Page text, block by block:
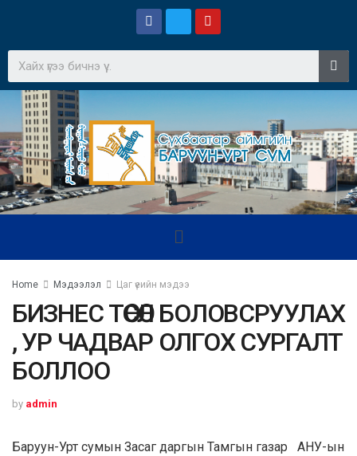
Home Мэдээлэл Цаг үеийн мэдээ
БИЗНЕС ТӨСӨЛ БОЛОВСРУУЛАХ
, УР ЧАДВАР ОЛГОХ СУРГАЛТ
БОЛЛОО
by admin
Баруун-Урт сумын Засаг даргын Тамгын газар АНУ-ын